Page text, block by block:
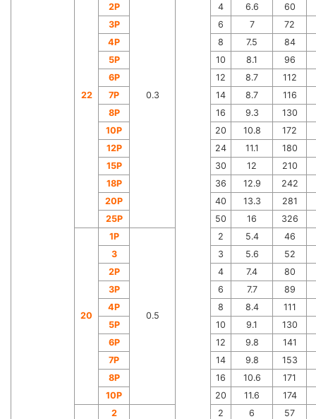
22 0.3
2P
4 6.6
60
3P
6 7
72
4P
8 7.5
84
5P
10 8.1
96
6P
12 8.7
112
7P
14 8.7
116
8P
16 9.3
130
10P
20 10.8
172
12P
24 11.1
180
15P
30 12
210
18P
36 12.9
242
20P
40 13.3
281
25P
50 16 326
20
1P
0.5
2 5.4
46
3
3 5.6
52
2P
4 7.4
80
3P
6 7.7
89
4P
8 8.4
111
5P
10 9.1
130
6P
12 9.8
141
7P
14 9.8
153
8P
16 10.6
171
10P
20 11.6 174
2 2 6
57